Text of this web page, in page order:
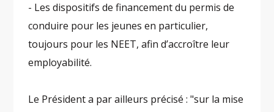
- Les dispositifs de financement du permis de
conduire pour les jeunes en particulier,
toujours pour les NEET, afin d’accroître leur
employabilité.
Le Président a par ailleurs précisé : "sur la mise